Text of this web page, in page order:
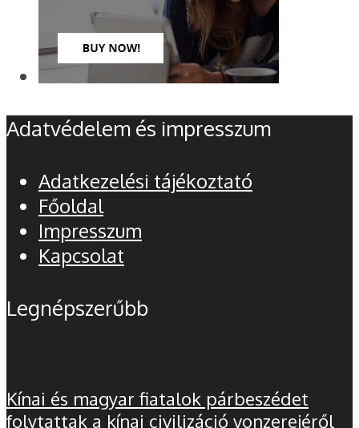
Adatvédelem és impresszum
Adatkezelési tájékoztató
Főoldal
Impresszum
Kapcsolat
Legnépszerűbb
Kínai és magyar fiatalok párbeszédet
folytattak a kínai civilizáció vonzerejéről